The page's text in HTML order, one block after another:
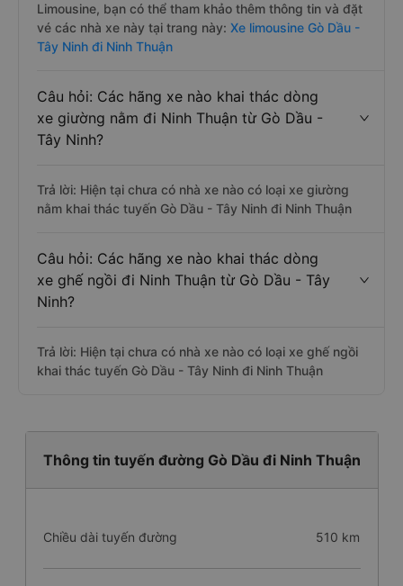
Limousine, bạn có thể tham khảo thêm thông tin và đặt
vé các nhà xe này tại trang này: Xe limousine Gò Dầu -
Tây Ninh đi Ninh Thuận
Câu hỏi: Các hãng xe nào khai thác dòng
xe giường nằm đi Ninh Thuận từ Gò Dầu -
Tây Ninh?
Trả lời: Hiện tại chưa có nhà xe nào có loại xe giường
nằm khai thác tuyến Gò Dầu - Tây Ninh đi Ninh Thuận
Câu hỏi: Các hãng xe nào khai thác dòng
xe ghế ngồi đi Ninh Thuận từ Gò Dầu - Tây
Ninh?
Trả lời: Hiện tại chưa có nhà xe nào có loại xe ghế ngồi
khai thác tuyến Gò Dầu - Tây Ninh đi Ninh Thuận
Thông tin tuyến đường Gò Dầu đi Ninh Thuận
Chiều dài tuyến đường 510 km